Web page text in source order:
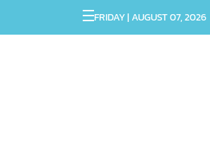
FRIDAY | AUGUST 07, 2026